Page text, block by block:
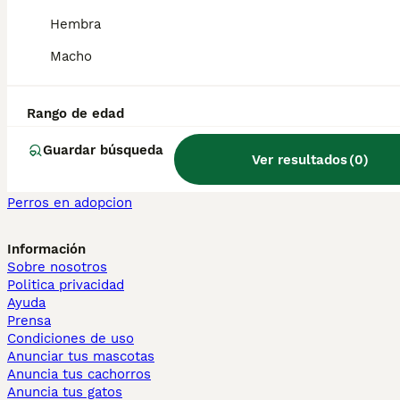
Hembra
Macho
Rango de edad
Guardar búsqueda
Ver resultados(0)
Persa en venta
Bulldog Francés en Madrid
Chihuahua en Sevilla
Bulldog Francés en Galicia
Caniche Toy en venta en Barcelona
Perros en adopcion
Información
Sobre nosotros
Politica privacidad
Ayuda
Prensa
Condiciones de uso
Anunciar tus mascotas
Anuncia tus cachorros
Anuncia tus gatos